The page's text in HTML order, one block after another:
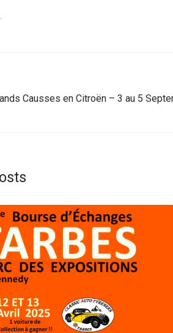
Causses en Citroën – 3 au 5